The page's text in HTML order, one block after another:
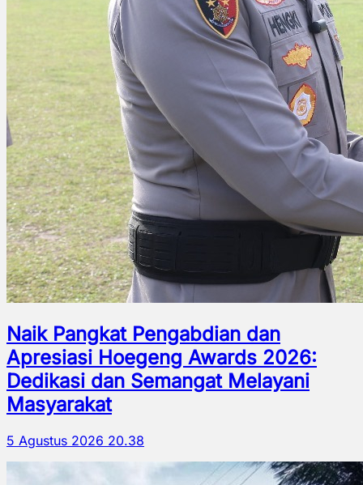
Naik Pangkat Pengabdian dan
Apresiasi Hoegeng Awards 2026:
Dedikasi dan Semangat Melayani
Masyarakat
5 Agustus 2026 20.38